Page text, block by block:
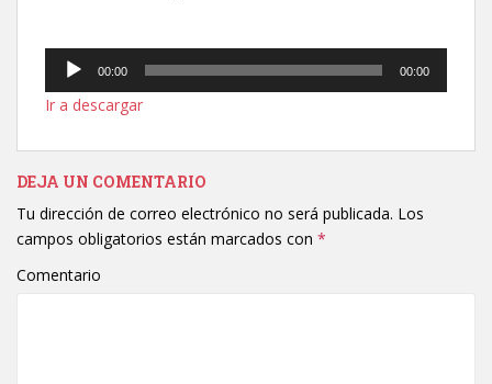
Reproductor
audio
00:00 00:00
Ir a descargar
DEJA UN COMENTARIO
Tu dirección de correo electrónico no será publicada. Los
campos obligatorios están marcados con *
Comentario